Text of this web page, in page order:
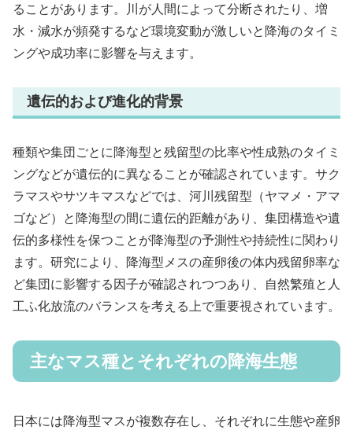
ることがあります。川が人間によって分断されたり、増
水・減水が頻発するなど環境変動が激しいと降海のタイミ
ングや成功率に影響を与えます。
遺伝的および進化的背景
種類や集団ごとに降海型と残留型の比率や性成熟のタイミ
ングなどが遺伝的に異なることが確認されています。サク
ラマスやサツキマスなどでは、河川残留型（ヤマメ・アマ
ゴなど）と降海型の間に遺伝的距離があり、集団構造や遺
伝的多様性を保つことが降海型の予測性や持続性に関わり
ます。研究により、降海型メスの産卵後の体内残留卵率な
ど集団に影響する因子が確認されつつあり、自然繁殖と人
工ふ化放流のバランスを考える上で重要視されています。
主なマス種とそれぞれの降海生態
日本には降海型マスが複数存在し、それぞれに生態や産卵